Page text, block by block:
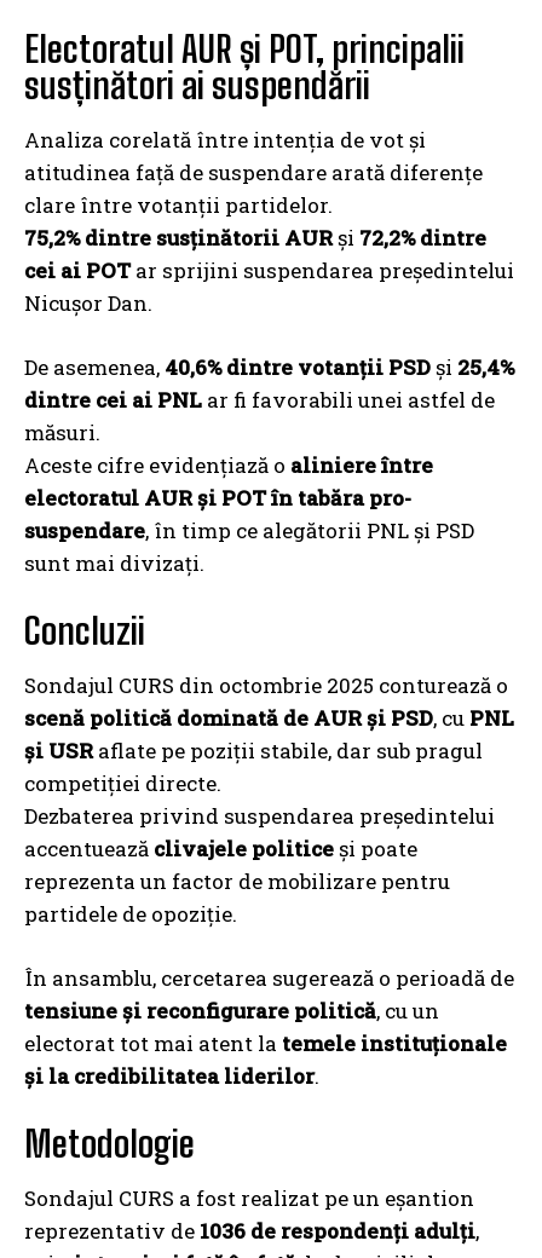
Electoratul AUR și POT, principalii
susținători ai suspendării
Analiza corelată între intenția de vot și
atitudinea față de suspendare arată diferențe
clare între votanții partidelor.
75,2% dintre susținătorii AURși 72,2% dintre
cei ai POTar sprijini suspendarea președintelui
Nicușor Dan.
De asemenea, 40,6% dintre votanții PSDși 25,4%
dintre cei ai PNL ar fi favorabili unei astfel de
măsuri.
Aceste cifre evidențiază o aliniere între
electoratul AUR și POT în tabăra pro-
suspendare, în timp ce alegătorii PNL și PSD
sunt mai divizați.
Concluzii
Sondajul CURS din octombrie 2025 conturează o
scenă politică dominată de AUR și PSD, cu PNL
și USRaflate pe poziții stabile, dar sub pragul
competiției directe.
Dezbaterea privind suspendarea președintelui
accentuează clivajele politiceși poate
reprezenta un factor de mobilizare pentru
partidele de opoziție.
În ansamblu, cercetarea sugerează o perioadă de
tensiune și reconfigurare politică, cu un
electorat tot mai atent la temele instituționale
și la credibilitatea liderilor.
Metodologie
Sondajul CURS a fost realizat pe un eșantion
reprezentativ de 1036 de respondenți adulți,